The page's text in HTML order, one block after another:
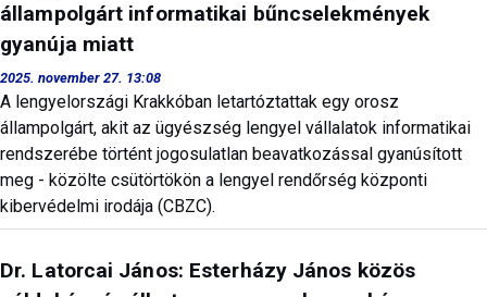
állampolgárt informatikai bűncselekmények
gyanúja miatt
2025. november 27. 13:08
A lengyelországi Krakkóban letartóztattak egy orosz
állampolgárt, akit az ügyészség lengyel vállalatok informatikai
rendszerébe történt jogosulatlan beavatkozással gyanúsított
meg - közölte csütörtökön a lengyel rendőrség központi
kibervédelmi irodája (CBZC).
Dr. Latorcai János: Esterházy János közös